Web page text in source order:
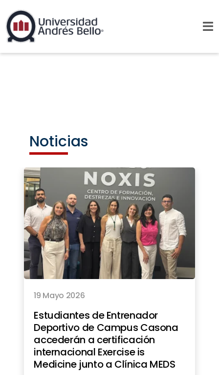
Noticias
19 Mayo 2026
Estudiantes de Entrenador
Deportivo de Campus Casona
accederán a certificación
internacional Exercise is
Medicine junto a Clínica MEDS